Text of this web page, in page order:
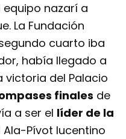
nazarí a
La Fundación
cuarto iba
había llegado a
victoria del Palacio
finales de
a ser el líder de la
Ala-Pívot lucentino